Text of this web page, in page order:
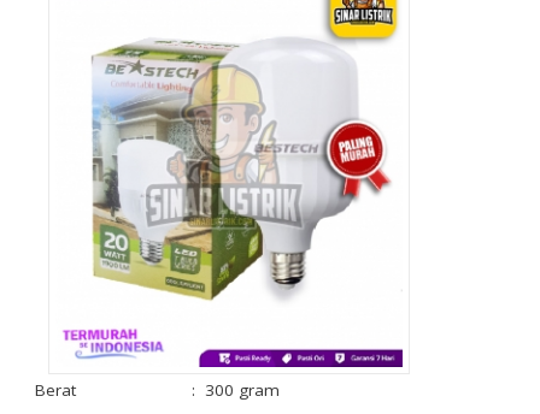
Berat : 300 gram